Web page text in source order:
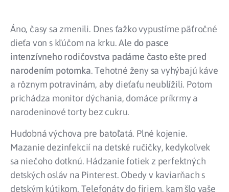
Áno, časy sa zmenili. Dnes ťažko vypustíme päťročné
dieťa von s kľúčom na krku. Ale do pasce
intenzívneho rodičovstva padáme často ešte pred
narodením potomka. Tehotné ženy sa vyhýbajú káve
a rôznym potravinám, aby dieťaťu neublížili. Potom
prichádza monitor dýchania, domáce príkrmy a
narodeninové torty bez cukru.
Hudobná výchova pre batoľatá. Plné kojenie.
Mazanie dezinfekcií na detské ručičky, kedykoľvek
sa niečoho dotknú. Hádzanie fotiek z perfektných
detských osláv na Pinterest. Obedy v kaviarňach s
detským kútikom. Telefonáty do firiem, kam šlo vaše